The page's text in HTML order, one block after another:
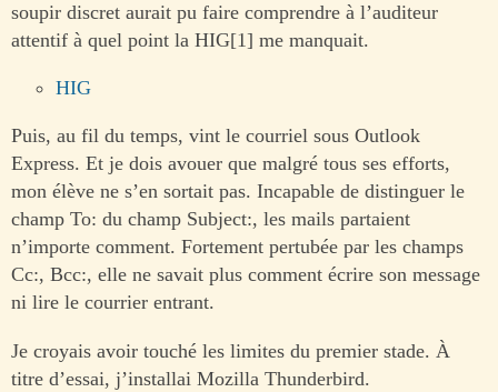
soupir discret aurait pu faire comprendre à l’auditeur
attentif à quel point la HIG[1] me manquait.
HIG
Puis, au fil du temps, vint le courriel sous Outlook
Express. Et je dois avouer que malgré tous ses efforts,
mon élève ne s’en sortait pas. Incapable de distinguer le
champ To: du champ Subject:, les mails partaient
n’importe comment. Fortement pertubée par les champs
Cc:, Bcc:, elle ne savait plus comment écrire son message
ni lire le courrier entrant.
Je croyais avoir touché les limites du premier stade. À
titre d’essai, j’installai Mozilla Thunderbird.